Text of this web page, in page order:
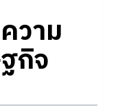
วาม
กิจ